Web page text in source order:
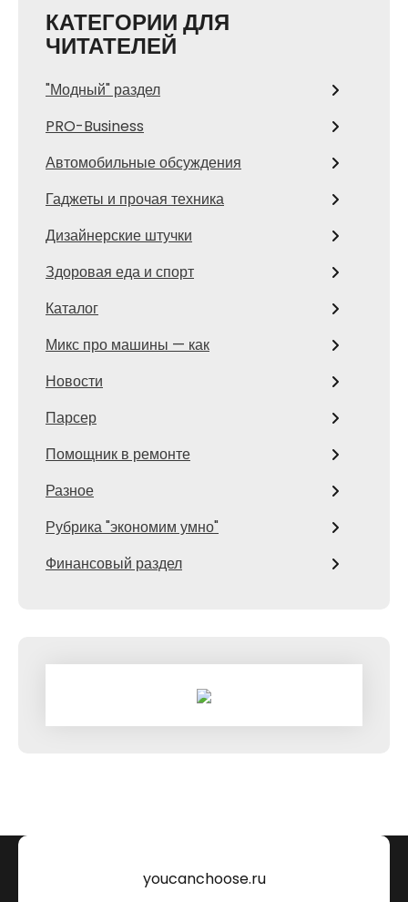
КАТЕГОРИИ ДЛЯ
ЧИТАТЕЛЕЙ
"Модный" раздел
PRO-Business
Автомобильные обсуждения
Гаджеты и прочая техника
Дизайнерские штучки
Здоровая еда и спорт
Каталог
Микс про машины — как
Новости
Парсер
Помощник в ремонте
Разное
Рубрика "экономим умно"
Финансовый раздел
youcanchoose.ru